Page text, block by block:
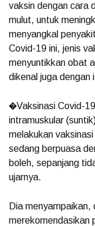
vaksin dengan cara
mulut, untuk
menyangkal
Covid-19 ini, jenis
menyuntikkan obat
dikenal juga dengan
�Vaksinasi Covid-
intramuskular
melakukan
sedang berpuasa
boleh, sepanjang
ujarnya.
Dia
merekomendasikan